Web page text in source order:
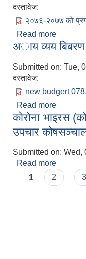
दस्तावेज:
२०७६-२०७७ को
Read more
अाय व्यय बिबरण
Submitted on: Tue,
दस्तावेज:
new budgert
Read more
कोरोना भाइरस
उपचार
Submitted on: Wed,
Read more
उपचार
Pages
1 2 3